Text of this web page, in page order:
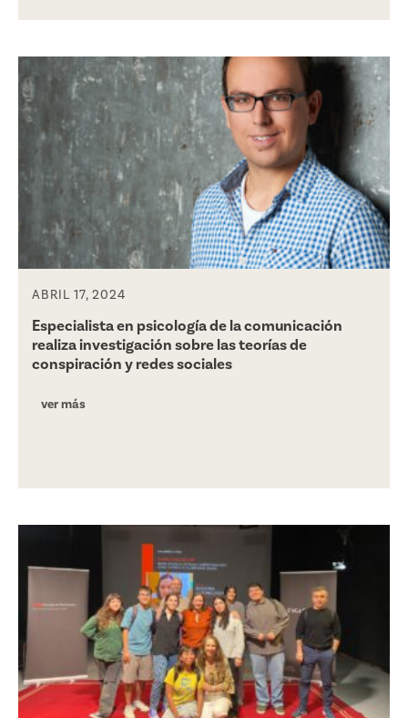
ABRIL 17, 2024
Especialista en psicología de la comunicación
realiza investigación sobre las teorías de
conspiración y redes sociales
ver más